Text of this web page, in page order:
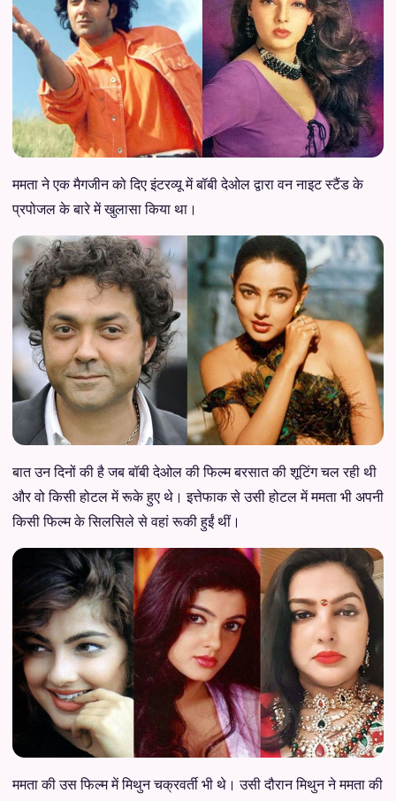
ममता ने एक मैगजीन को दिए इंटरव्यू में बॉबी देओल द्वारा वन नाइट स्टैंड के
प्रपोजल के बारे में खुलासा किया था।
बात उन दिनों की है जब बॉबी देओल की फिल्म बरसात की शूटिंग चल रही थी
और वो किसी होटल में रूके हुए थे। इत्तेफाक से उसी होटल में ममता भी अपनी
किसी फिल्म के सिलसिले से वहां रूकी हुईं थीं।
ममता की उस फिल्म में मिथुन चक्रवर्ती भी थे। उसी दौरान मिथुन ने ममता की